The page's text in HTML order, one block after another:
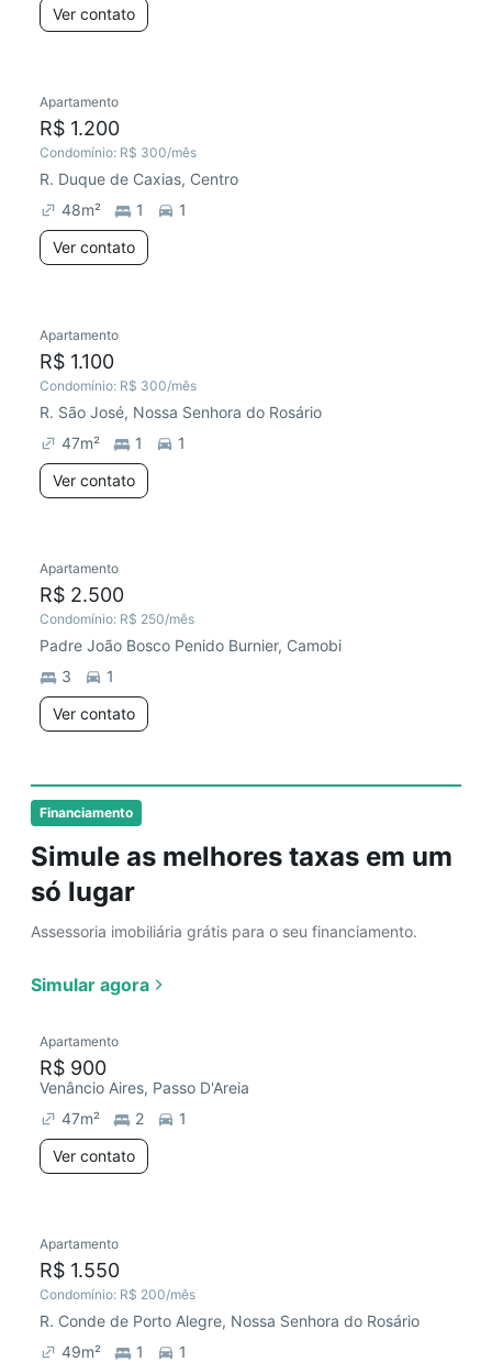
Financiamento
Simule as melhores taxas em um
só lugar
Assessoria imobiliária grátis para o seu financiamento.
Simular agora
Ver contato
Apartamento
R$ 1.200
Condomínio: R$ 300/mês
R. Duque de Caxias, Centro
48m² 1
1
Ver contato
Apartamento
R$ 1.100
Condomínio: R$ 300/mês
R. São José, Nossa Senhora do Rosário
47m² 1
1
Ver contato
Apartamento
R$ 2.500
Condomínio: R$ 250/mês
Padre João Bosco Penido Burnier, Camobi
3
1
Ver contato
Apartamento
R$ 900
Venâncio Aires, Passo D'Areia
47m² 2
1
Ver contato
Apartamento
R$ 1.550
Condomínio: R$ 200/mês
R. Conde de Porto Alegre, Nossa Senhora do Rosário
49m² 1
1